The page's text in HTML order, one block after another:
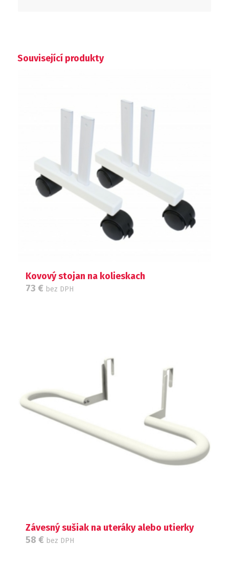
Související produkty
Kovový stojan na kolieskach
73 € bez DPH
Závesný sušiak na uteráky alebo utierky
58 € bez DPH